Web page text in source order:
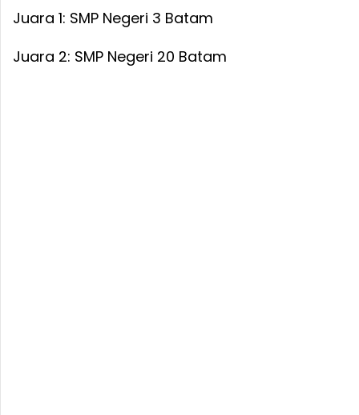
Juara 1: SMP Negeri 3 Batam
Juara 2: SMP Negeri 20 Batam